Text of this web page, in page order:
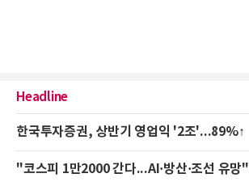
Headline
한국투자증권, 상반기 영업익 '2조'...89%↑
"코스피 1만2000 간다...AI·방산·조선 유망"